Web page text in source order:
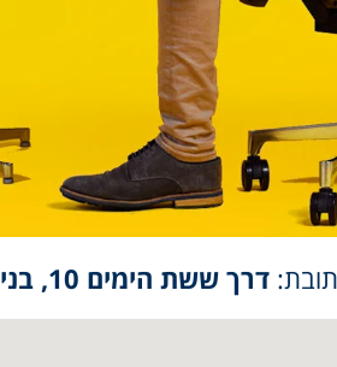
דרך ששת הימים 10, בני ברק